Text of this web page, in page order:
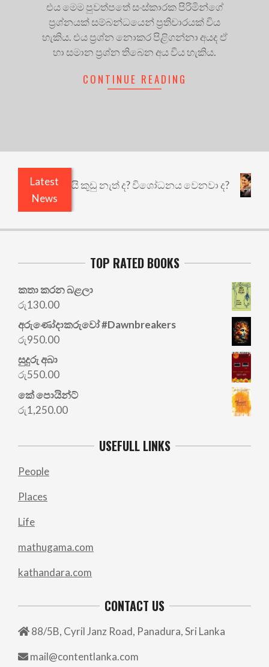
එය මෙම පුවත්පතේ සංස්කාරක පිරිමින්ගේ
ප්‍රශ්නයක් සම්බන්ධයෙන් ප්‍රතිචාරයක් විය
හැකිය. එය ප්‍රශ්න නොකර පිළිගන්නා අයද ඒ
හා සමාන ප්‍රශ්න තිබෙන අය විය හැකිය.
CONTINUE READING
Latest
News
ඇතුළෙයි කුඩු නැත් ද? විශෝධනය වෙනවා ද?
TOP RATED BOOKS
කතා කරන බළලා
රු130.00
අරු‍ණෝදාකරුවෝ #Dawnbreakers
රු950.00
සුදුරු අබා
රු550.00
කේ පොයින්ට්
රු1,250.00
USEFULL LINKS
People
Places
Life
mathugama.com
kathandara.com
CONTACT US
88/5B, Cyril Janz Road, Panadura, Sri Lanka
mail@contentlanka.com